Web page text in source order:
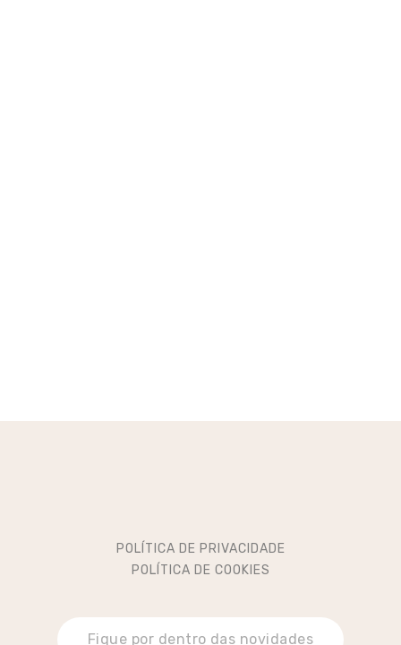
POLÍTICA DE PRIVACIDADE
POLÍTICA DE COOKIES